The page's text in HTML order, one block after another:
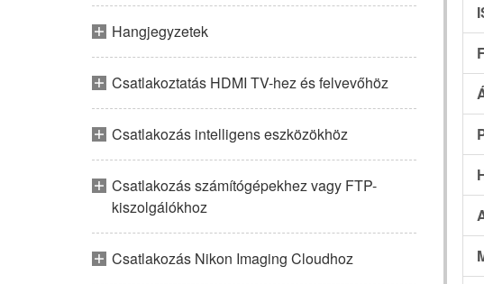
Hangjegyzetek
Csatlakoztatás HDMI TV-hez és felvevőhöz
Csatlakozás intelligens eszközökhöz
Csatlakozás számítógépekhez vagy FTP-
kiszolgálókhoz
Csatlakozás Nikon Imaging Cloudhoz